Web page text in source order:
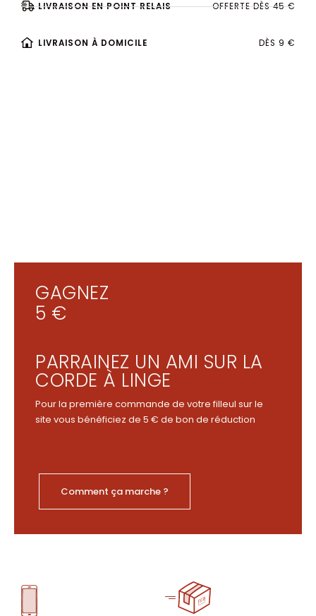
LIVRAISON EN POINT RELAIS OFFERTE DÈS 45 €
LIVRAISON À DOMICILE DÈS 9 €
GAGNEZ
5 €
PARRAINEZ UN AMI SUR LA
CORDE À LINGE
Pour la première commande de votre filleul sur le
site vous bénéficiez de 5 € de bon de réduction
Comment ça marche ?